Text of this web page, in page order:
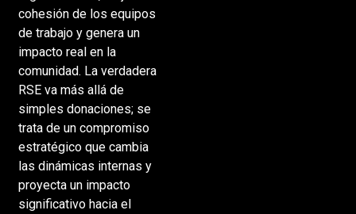
cohesión de los equipos
de trabajo y genera un
impacto real en la
comunidad. La verdadera
RSE va más allá de
simples donaciones; se
trata de un compromiso
estratégico que cambia
las dinámicas internas y
proyecta un impacto
significativo hacia el